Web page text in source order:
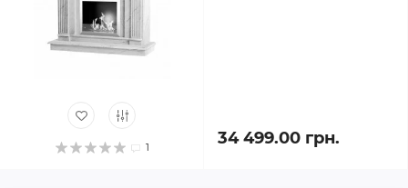
1 34 499.00 грн.